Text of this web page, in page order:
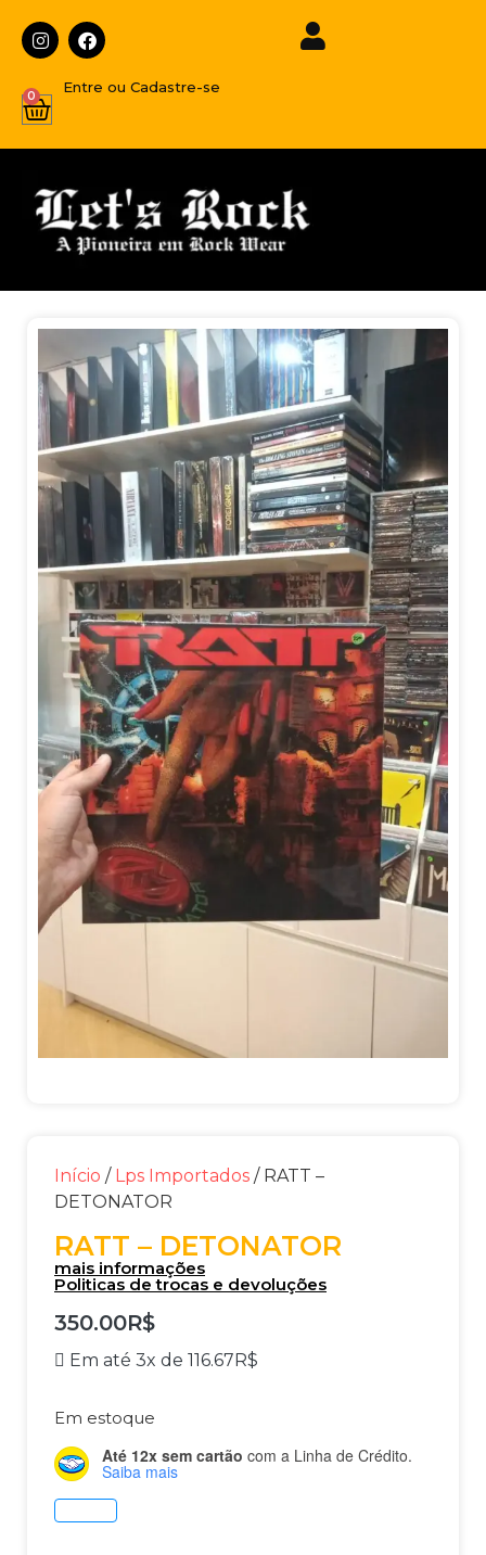
Entre ou Cadastre-se
0
Início / Lps Importados / RATT –
DETONATOR
RATT – DETONATOR
mais informações
Politicas de trocas e devoluções
350.00R$
Em até 3x de 116.67R$
Em estoque
Até 12x sem cartão com a Linha de Crédito.
Saiba mais